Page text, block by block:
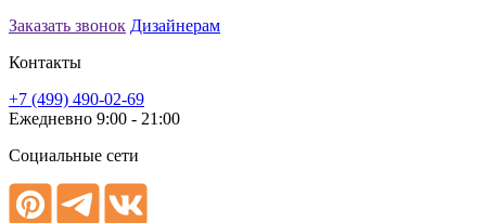
Заказать звонок Дизайнерам
Контакты
+7 (499) 490-02-69
Ежедневно 9:00 - 21:00
Социальные сети